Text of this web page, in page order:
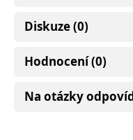
Diskuze (0)
Hodnocení (0)
Na otázky